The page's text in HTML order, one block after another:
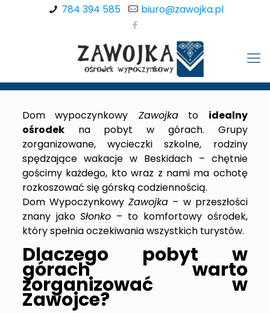
784 394 585 biuro@zawojka.pl
Dom wypoczynkowy Zawojkato idealny
ośrodekna pobyt w górach. Grupy
zorganizowane, wycieczki szkolne, rodziny
spędzające wakacje w Beskidach – chętnie
gościmy każdego, kto wraz z nami ma ochotę
rozkoszować się górską codziennością.
Dom WypoczynkowyZawojka – w przeszłości
znany jakoSłonko – to komfortowy ośrodek,
który spełnia oczekiwania wszystkich turystów.
Dlaczego pobyt w
górach warto
zorganizować w
Zawojce?